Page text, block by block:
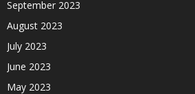
September 2023
August 2023
July 2023
June 2023
May 2023